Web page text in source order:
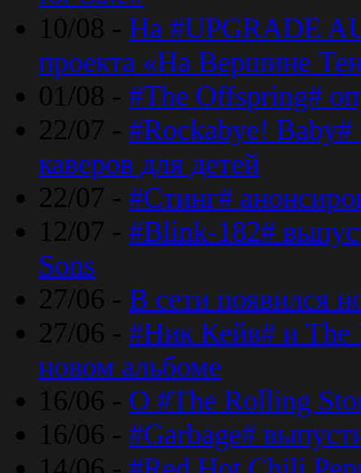
10/08 - На #UPGRADE
проекта «На Вершине
01/08 - #The Offspring#
22/07 - #Rockabye!
каверов для детей
22/07 - #Стинг#
12/07 - #Blink-182#
Sons
27/06 - В сети появился
27/06 - #Ник Кейв# и The
новом альбоме
16/06 - О #The Rolling
16/06 - #Garbage#